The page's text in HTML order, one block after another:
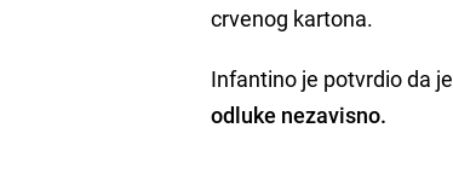
crvenog kartona.
Infantino je potvrdio da
odluke nezavisno.